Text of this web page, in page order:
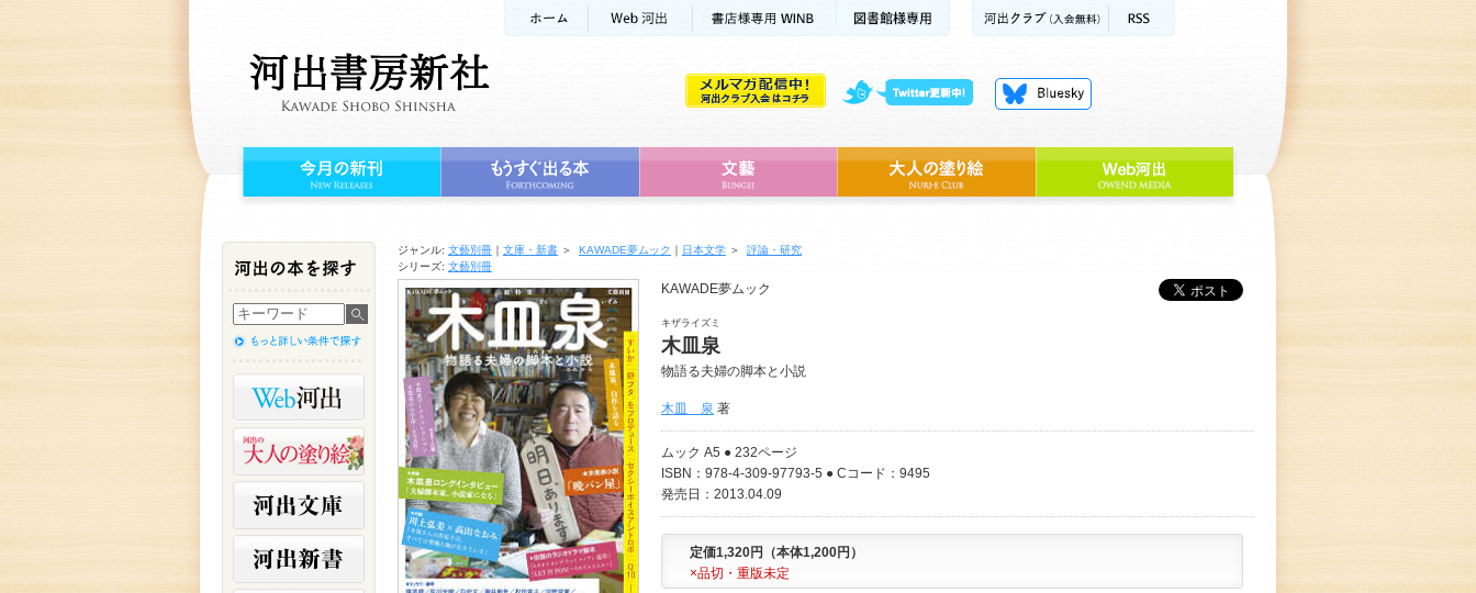
ジャンル: 文藝別冊 ｜ 文庫・新書 ＞ KAWADE夢ムック ｜ 日本文学 ＞
評論・研究
シリーズ: 文藝別冊
KAWADE夢ムック
キザライズミ
木皿泉
物語る夫婦の脚本と小説
木皿 泉 著
ムック A5 ● 232ページ
ISBN：978-4-309-97793-5 ● Cコード：9495
発売日：2013.04.09
定価1,320円（本体1,200円）
×品切・重版未定